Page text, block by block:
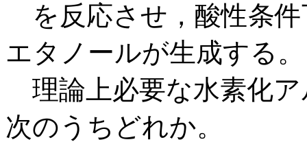
を反応させ，酸性条件
エタノールが生成する
理論上必要な水素化
次のうちどれか。